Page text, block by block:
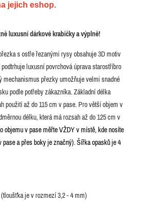
jejich eshop.
luxusní dárkové krabičky a výplně!
s ostře řezanými rysy obsahuje 3D motiv
luxusní povrchová úprava starostříbro
mechanismus přezky umožňuje velmi snadné
podle potřeby zákazníka. Základní délka
použití až do 115 cm v pase. Pro větší objem v
délku, která má rozsah až do 125 cm v
objemu v pase měřte VŽDY v místě, kde nosíte
a přes boky je značný). Šířka opasků je 4
je v rozmezí 3,2 - 4 mm)